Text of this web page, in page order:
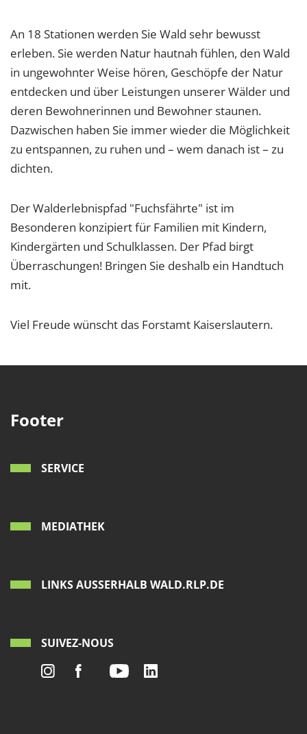
An 18 Stationen werden Sie Wald sehr bewusst
erleben. Sie werden Natur hautnah fühlen, den Wald
in ungewohnter Weise hören, Geschöpfe der Natur
entdecken und über Leistungen unserer Wälder und
deren Bewohnerinnen und Bewohner staunen.
Dazwischen haben Sie immer wieder die Möglichkeit
zu entspannen, zu ruhen und – wem danach ist – zu
dichten.
Der Walderlebnispfad "Fuchsfährte" ist im
Besonderen konzipiert für Familien mit Kindern,
Kindergärten und Schulklassen. Der Pfad birgt
Überraschungen! Bringen Sie deshalb ein Handtuch
mit.
Viel Freude wünscht das Forstamt Kaiserslautern.
Footer
SERVICE
MEDIATHEK
LINKS AUSSERHALB WALD.RLP.DE
SUIVEZ-NOUS